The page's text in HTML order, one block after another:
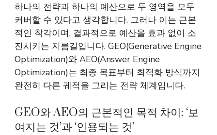
하나의 전략과 하나의 예산으로 두 영역을 모두
커버할 수 있다고 생각합니다. 그러나 이는 근본
적인 착각이며, 결과적으로 예산을 효과 없이 소
진시키는 지름길입니다. GEO(Generative Engine
Optimization)와 AEO(Answer Engine
Optimization)는 최종 목표부터 최적화 방식까지
완전히 다른 궤적을 그리는 전략 체계입니다.
GEO와 AEO의 근본적인 목적 차이: ‘보
여지는 것’과 ‘인용되는 것’